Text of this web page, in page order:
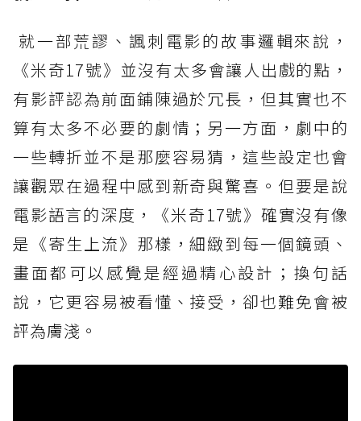
就一部荒謬、諷刺電影的故事邏輯來說，
《米奇17號》並沒有太多會讓人出戲的點，
有影評認為前面鋪陳過於冗長，但其實也不
算有太多不必要的劇情；另一方面，劇中的
一些轉折並不是那麼容易猜，這些設定也會
讓觀眾在過程中感到新奇與驚喜。但要是說
電影語言的深度，《米奇17號》確實沒有像
是《寄生上流》那樣，細緻到每一個鏡頭、
畫面都可以感覺是經過精心設計；換句話
說，它更容易被看懂、接受，卻也難免會被
評為膚淺。